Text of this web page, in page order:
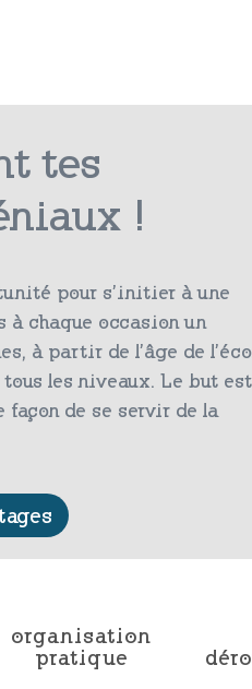
tes
!
pour s’initier à une
à chaque occasion un
à partir de l’âge de
les niveaux. Le but
façon de se servir de la
organisation
pratique